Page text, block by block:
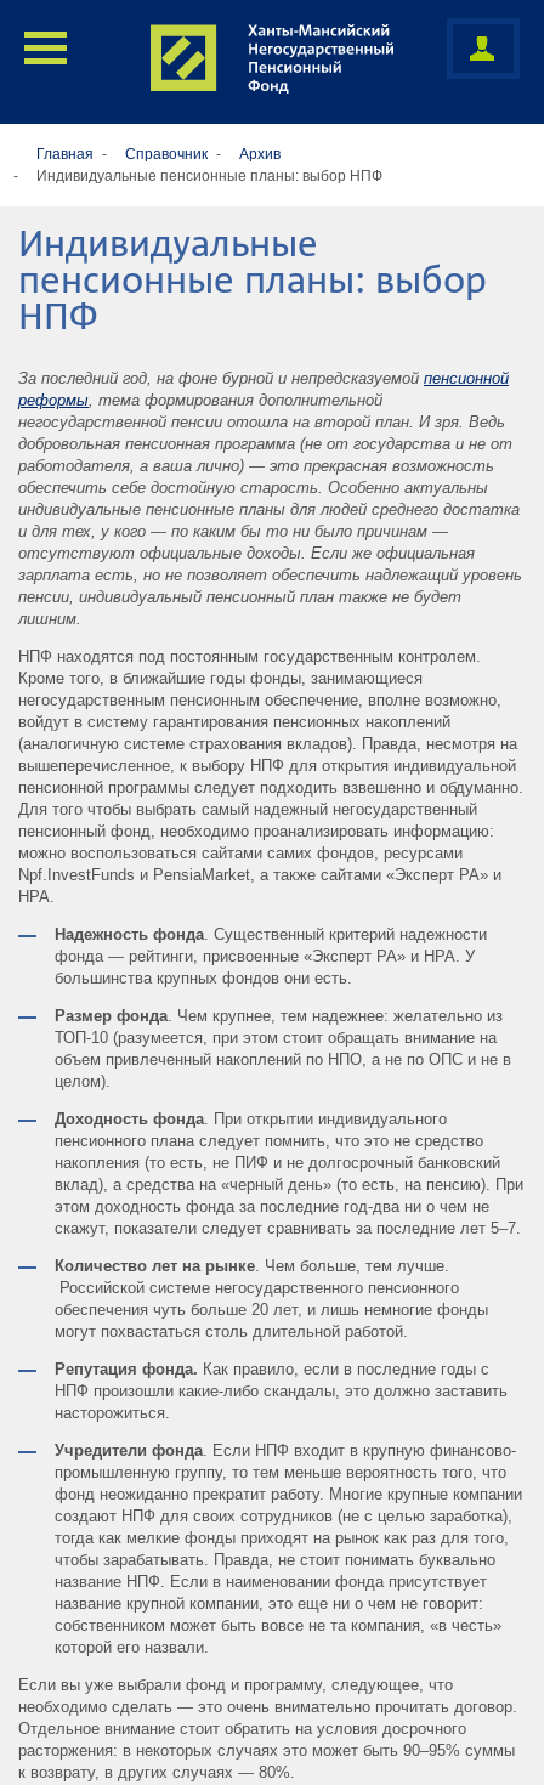
Главная Справочник
Архив
Индивидуальные пенсионные планы: выбор НПФ
Индивидуальные
пенсионные планы: выбор
НПФ
За последний год, на фоне бурной и непредсказуемой пенсионной
реформы , тема формирования дополнительной
негосударственной пенсии отошла на второй план. И зря. Ведь
добровольная пенсионная программа (не от государства и не от
работодателя, а ваша лично) ― это прекрасная возможность
обеспечить себе достойную старость. Особенно актуальны
индивидуальные пенсионные планы для людей среднего достатка
и для тех, у кого ― по каким бы то ни было причинам ―
отсутствуют официальные доходы. Если же официальная
зарплата есть, но не позволяет обеспечить надлежащий уровень
пенсии, индивидуальный пенсионный план также не будет
лишним.
НПФ находятся под постоянным государственным контролем.
Кроме того, в ближайшие годы фонды, занимающиеся
негосударственным пенсионным обеспечение, вполне возможно,
войдут в систему гарантирования пенсионных накоплений
(аналогичную системе страхования вкладов). Правда, несмотря на
вышеперечисленное, к выбору НПФ для открытия индивидуальной
пенсионной программы следует подходить взвешенно и обдуманно.
Для того чтобы выбрать самый надежный негосударственный
пенсионный фонд, необходимо проанализировать информацию:
можно воспользоваться сайтами самих фондов, ресурсами
Npf.InvestFunds и PensiaMarket, а также сайтами «Эксперт РА» и
НРА.
Надежность фонда . Существенный критерий надежности
фонда ― рейтинги, присвоенные «Эксперт РА» и НРА. У
большинства крупных фондов они есть.
Размер фонда . Чем крупнее, тем надежнее: желательно из
ТОП-10 (разумеется, при этом стоит обращать внимание на
объем привлеченный накоплений по НПО, а не по ОПС и не в
целом).
Доходность фонда . При открытии индивидуального
пенсионного плана следует помнить, что это не средство
накопления (то есть, не ПИФ и не долгосрочный банковский
вклад), а средства на «черный день» (то есть, на пенсию). При
этом доходность фонда за последние год-два ни о чем не
скажут, показатели следует сравнивать за последние лет 5–7.
Количество лет на рынке . Чем больше, тем лучше.
Российской системе негосударственного пенсионного
обеспечения чуть больше 20 лет, и лишь немногие фонды
могут похвастаться столь длительной работой.
Репутация фонда. Как правило, если в последние годы с
НПФ произошли какие-либо скандалы, это должно заставить
насторожиться.
Учредители фонда . Если НПФ входит в крупную финансово-
промышленную группу, то тем меньше вероятность того, что
фонд неожиданно прекратит работу. Многие крупные компании
создают НПФ для своих сотрудников (не с целью заработка),
тогда как мелкие фонды приходят на рынок как раз для того,
чтобы зарабатывать. Правда, не стоит понимать буквально
название НПФ. Если в наименовании фонда присутствует
название крупной компании, это еще ни о чем не говорит:
собственником может быть вовсе не та компания, «в честь»
которой его назвали.
Если вы уже выбрали фонд и программу, следующее, что
необходимо сделать ― это очень внимательно прочитать договор.
Отдельное внимание стоит обратить на условия досрочного
расторжения: в некоторых случаях это может быть 90–95% суммы
к возврату, в других случаях ― 80%.